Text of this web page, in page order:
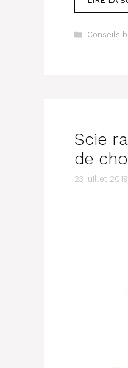
Catégories
Conseils
Scie
de
23 juillet 2019